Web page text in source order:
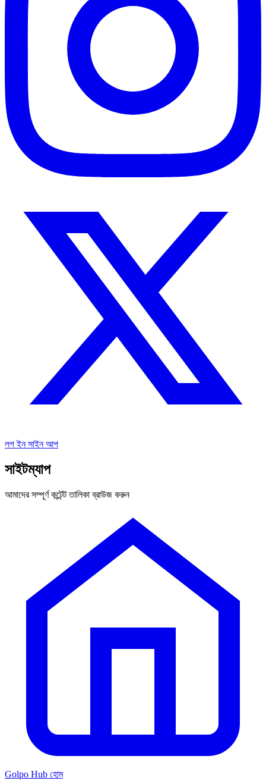
লগ ইনসাইন আপ
সাইটম্যাপ
আমাদের সম্পূর্ণ কন্টেন্ট তালিকা ব্রাউজ করুন
Golpo Hub হোম